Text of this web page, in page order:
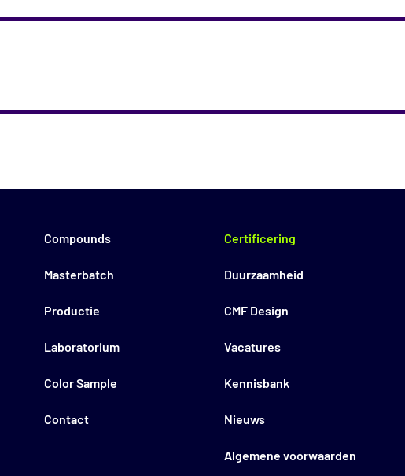
Compounds
Masterbatch
Productie
Laboratorium
Color Sample
Contact
Certificering
Duurzaamheid
CMF Design
Vacatures
Kennisbank
Nieuws
Algemene voorwaarden